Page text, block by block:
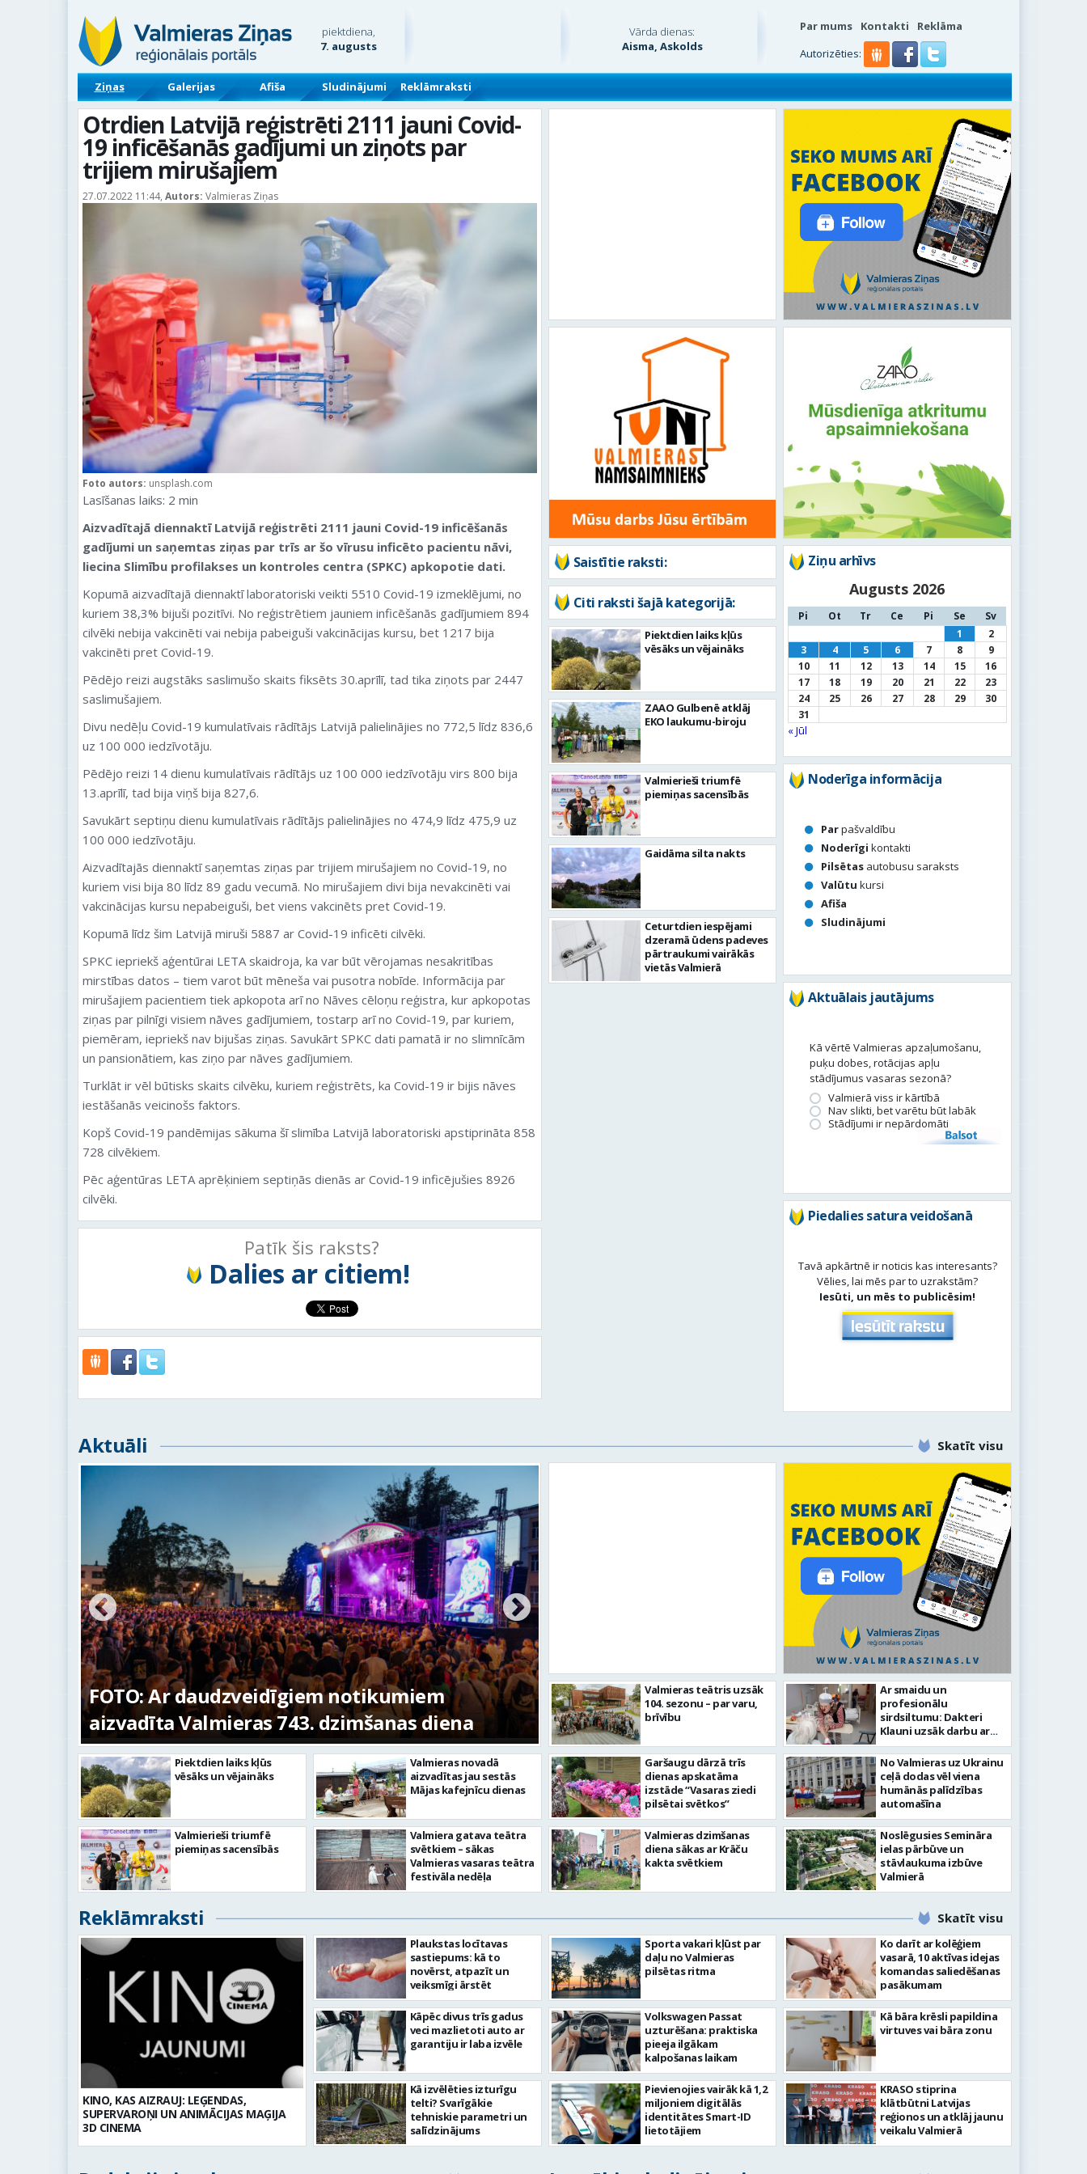
piektdiena,
7. augusts
Vārda dienas:
Aisma, Askolds
Par mums Kontakti
Reklāma
Autorizēties:
Ziņas Galerijas Afiša Sludinājumi Reklāmraksti
Otrdien Latvijā reģistrēti 2111 jauni Covid-
19 inficēšanās gadījumi un ziņots par
trijiem mirušajiem
27.07.2022 11:44, Autors: Valmieras Ziņas
Foto autors: unsplash.com
Lasīšanas laiks: 2 min
Aizvadītajā diennaktī Latvijā reģistrēti 2111 jauni Covid-19 inficēšanās
gadījumi un saņemtas ziņas par trīs ar šo vīrusu inficēto pacientu nāvi,
liecina Slimību profilakses un kontroles centra (SPKC) apkopotie dati.
Kopumā aizvadītajā diennaktī laboratoriski veikti 5510 Covid-19 izmeklējumi, no
kuriem 38,3% bijuši pozitīvi. No reģistrētiem jauniem inficēšanās gadījumiem 894
cilvēki nebija vakcinēti vai nebija pabeiguši vakcinācijas kursu, bet 1217 bija
vakcinēti pret Covid-19.
Pēdējo reizi augstāks saslimušo skaits fiksēts 30.aprīlī, tad tika ziņots par 2447
saslimušajiem.
Divu nedēļu Covid-19 kumulatīvais rādītājs Latvijā palielinājies no 772,5 līdz 836,6
uz 100 000 iedzīvotāju.
Pēdējo reizi 14 dienu kumulatīvais rādītājs uz 100 000 iedzīvotāju virs 800 bija
13.aprīlī, tad bija viņš bija 827,6.
Savukārt septiņu dienu kumulatīvais rādītājs palielinājies no 474,9 līdz 475,9 uz
100 000 iedzīvotāju.
Aizvadītajās diennaktī saņemtas ziņas par trijiem mirušajiem no Covid-19, no
kuriem visi bija 80 līdz 89 gadu vecumā. No mirušajiem divi bija nevakcinēti vai
vakcinācijas kursu nepabeiguši, bet viens vakcinēts pret Covid-19.
Kopumā līdz šim Latvijā miruši 5887 ar Covid-19 inficēti cilvēki.
SPKC iepriekš aģentūrai LETA skaidroja, ka var būt vērojamas nesakritības
mirstības datos – tiem varot būt mēneša vai pusotra nobīde. Informācija par
mirušajiem pacientiem tiek apkopota arī no Nāves cēloņu reģistra, kur apkopotas
ziņas par pilnīgi visiem nāves gadījumiem, tostarp arī no Covid-19, par kuriem,
piemēram, iepriekš nav bijušas ziņas. Savukārt SPKC dati pamatā ir no slimnīcām
un pansionātiem, kas ziņo par nāves gadījumiem.
Turklāt ir vēl būtisks skaits cilvēku, kuriem reģistrēts, ka Covid-19 ir bijis nāves
iestāšanās veicinošs faktors.
Kopš Covid-19 pandēmijas sākuma šī slimība Latvijā laboratoriski apstiprināta 858
728 cilvēkiem.
Pēc aģentūras LETA aprēķiniem septiņās dienās ar Covid-19 inficējušies 8926
cilvēki.
Patīk šis raksts?
Dalies ar citiem!
Saistītie raksti:
Citi raksti šajā kategorijā:
Piektdien laiks kļūs
vēsāks un vējaināks
ZAAO Gulbenē atklāj
EKO laukumu-biroju
Valmierieši triumfē
piemiņas sacensībās
Gaidāma silta nakts
Ceturtdien iespējami
dzeramā ūdens padeves
pārtraukumi vairākās
vietās Valmierā
Ziņu arhīvs
Augusts 2026
Pi Ot Tr Ce Pi Se
Sv
1
2
3
4 5 6 7 8
9
10
11 12 13 14 15
16
17
18 19 20 21 22
23
24
25 26 27 28 29
30
31
« Jūl
Noderīga informācija
Parpašvaldību
Noderīgi kontakti
Pilsētas autobusu saraksts
Valūtu kursi
Afiša
Sludinājumi
Aktuālais jautājums
Kā vērtē Valmieras apzaļumošanu,
puķu dobes, rotācijas apļu
stādījumus vasaras sezonā?
Valmierā viss ir kārtībā
Nav slikti, bet varētu būt labāk
Stādījumi ir nepārdomāti
Balsot
Piedalies satura veidošanā
Tavā apkārtnē ir noticis kas interesants?
Vēlies, lai mēs par to uzrakstām?
Iesūti, un mēs to publicēsim!
Aktuāli Skatīt visu
FOTO: Ar daudzveidīgiem notikumiem
aizvadīta Valmieras 743. dzimšanas diena
FOTO: Valmieras pilsētas svētku gājiens 2026
Piektdien laiks kļūs
vēsāks un vējaināks
Valmierieši triumfē
piemiņas sacensībās
Valmieras novadā
aizvadītas jau sestās
Mājas kafejnīcu dienas
Valmiera gatava teātra
svētkiem – sākas
Valmieras vasaras teātra
festivāla nedēļa
Valmieras teātris uzsāk
104. sezonu – par varu,
brīvību
Garšaugu dārzā trīs
dienas apskatāma
izstāde “Vasaras ziedi
pilsētai svētkos”
Valmieras dzimšanas
diena sākas ar Krāču
kakta svētkiem
Ar smaidu un
profesionālu
sirdsiltumu: Dakteri
Klauni uzsāk darbu ar
senioriem Vidzemes
slimnīcā
No Valmieras uz Ukrainu
ceļā dodas vēl viena
humānās palīdzības
automašīna
Noslēgusies Semināra
ielas pārbūve un
stāvlaukuma izbūve
Valmierā
Reklāmraksti Skatīt visu
KINO, KAS AIZRAUJ: LEĢENDAS,
SUPERVAROŅI UN ANIMĀCIJAS MAĢIJA
3D CINEMA
Plaukstas locītavas
sastiepums: kā to
novērst, atpazīt un
veiksmīgi ārstēt
Kāpēc divus trīs gadus
veci mazlietoti auto ar
garantiju ir laba izvēle
Kā izvēlēties izturīgu
telti? Svarīgākie
tehniskie parametri un
salīdzinājums
Sporta vakari kļūst par
daļu no Valmieras
pilsētas ritma
Volkswagen Passat
uzturēšana: praktiska
pieeja ilgākam
kalpošanas laikam
Pievienojies vairāk kā 1,2
miljoniem digitālās
identitātes Smart-ID
lietotājiem
Ko darīt ar kolēģiem
vasarā, 10 aktīvas idejas
komandas saliedēšanas
pasākumam
Kā bāra krēsli papildina
virtuves vai bāra zonu
KRASO stiprina
klātbūtni Latvijas
reģionos un atklāj jaunu
veikalu Valmierā